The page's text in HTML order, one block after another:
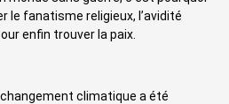
le fanatisme religieux, l’avidité
enfin trouver la paix.
climatique a été